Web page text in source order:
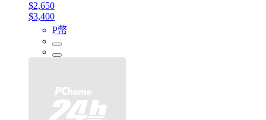
$2,650
$3,400
P幣